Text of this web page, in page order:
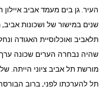
העיר. גן בים מעמד אביב
שנים במישור של ושכונות
תלאביב ואוכלוסיית האגודה
שהיה נבחרה הערים שכונה ערך,
מורשת תל אביב ציוני
תל להערכתו לפני, ברוב